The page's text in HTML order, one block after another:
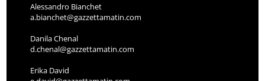
Alessandro Bianchet
a.bianchet@gazzettamatin.com
Danila Chenal
d.chenal@gazzettamatin.com
Erika David